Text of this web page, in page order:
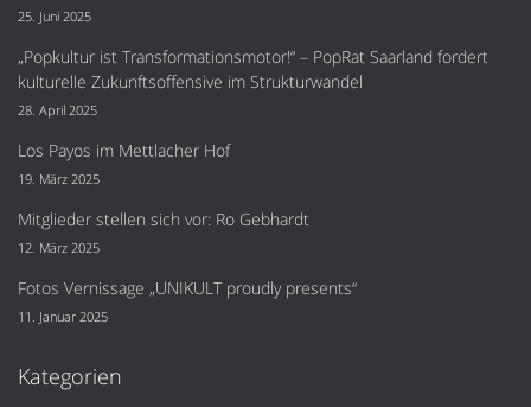
25. Juni 2025
„Popkultur ist Transformationsmotor!“ – PopRat Saarland fordert
kulturelle Zukunftsoffensive im Strukturwandel
28. April 2025
Los Payos im Mettlacher Hof
19. März 2025
Mitglieder stellen sich vor: Ro Gebhardt
12. März 2025
Fotos Vernissage „UNIKULT proudly presents“
11. Januar 2025
Kategorien